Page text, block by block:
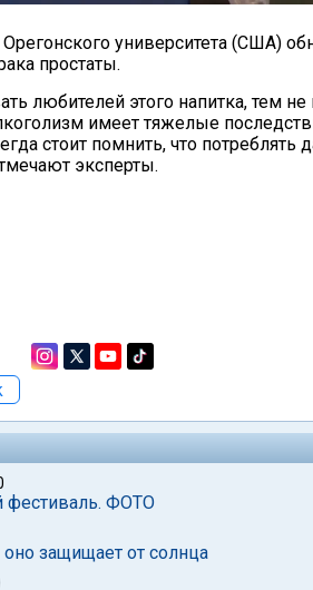
университета (США)
простаты.
любителей этого напитка, тем
имеет тяжелые
стоит помнить, что потреблять
эксперты.
фестиваль. ФОТО
защищает от солнца